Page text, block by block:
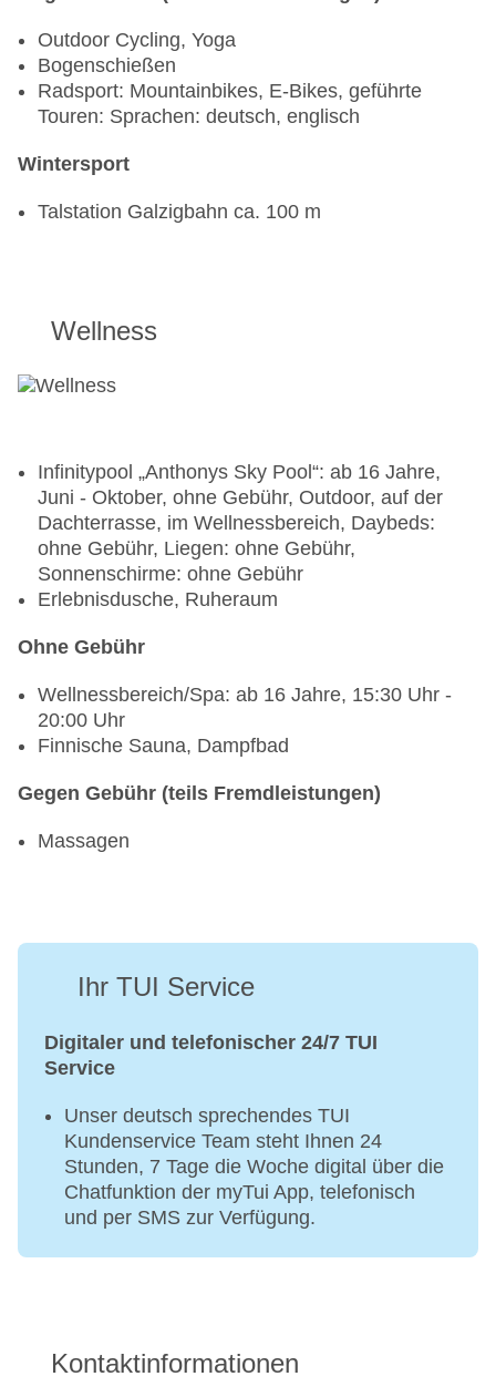
Outdoor Cycling, Yoga
Bogenschießen
Radsport: Mountainbikes, E-Bikes, geführte
Touren: Sprachen: deutsch, englisch
Wintersport
Talstation Galzigbahn ca. 100 m
Wellness
Infinitypool „Anthonys Sky Pool“: ab 16 Jahre,
Juni - Oktober, ohne Gebühr, Outdoor, auf der
Dachterrasse, im Wellnessbereich, Daybeds:
ohne Gebühr, Liegen: ohne Gebühr,
Sonnenschirme: ohne Gebühr
Erlebnisdusche, Ruheraum
Ohne Gebühr
Wellnessbereich/Spa: ab 16 Jahre, 15:30 Uhr -
20:00 Uhr
Finnische Sauna, Dampfbad
Gegen Gebühr (teils Fremdleistungen)
Massagen
Ihr TUI Service
Digitaler und telefonischer 24/7 TUI
Service
Unser deutsch sprechendes TUI
Kundenservice Team steht Ihnen 24
Stunden, 7 Tage die Woche digital über die
Chatfunktion der myTui App, telefonisch
und per SMS zur Verfügung.
Kontaktinformationen